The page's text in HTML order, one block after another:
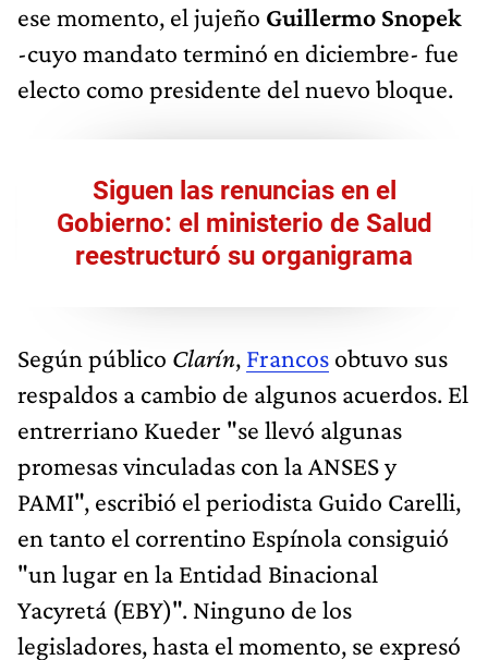
ese momento, el jujeño Guillermo Snopek
-cuyo mandato terminó en diciembre- fue
electo como presidente del nuevo bloque.
Siguen las renuncias en el
Gobierno: el ministerio de Salud
reestructuró su organigrama
Según público Clarín, Francos obtuvo sus
respaldos a cambio de algunos acuerdos. El
entrerriano Kueder "se llevó algunas
promesas vinculadas con la ANSES y
PAMI", escribió el periodista Guido Carelli,
en tanto el correntino Espínola consiguió
"un lugar en la Entidad Binacional
Yacyretá (EBY)". Ninguno de los
legisladores, hasta el momento, se expresó